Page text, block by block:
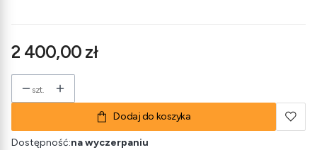
Cena
2 400,00 zł
szt.
Dodaj do koszyka
Dostępność:na wyczerpaniu